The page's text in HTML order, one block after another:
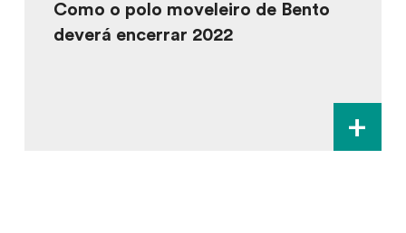
Como o polo moveleiro de Bento
deverá encerrar 2022
+